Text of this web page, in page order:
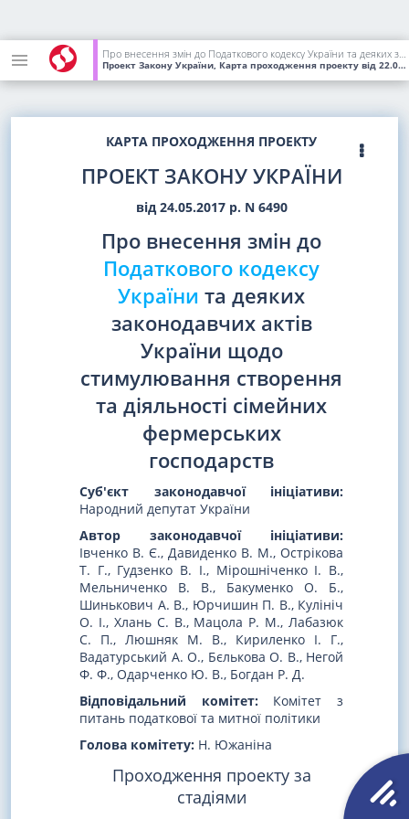
Про внесення змін до Податкового кодексу України та деяких законодавчих актів України щодо стимулювання створення та діяльності сімейних фермерських господарств
Проект Закону України, Карта проходження проекту від 22.05.2018
КАРТА ПРОХОДЖЕННЯ ПРОЕКТУ
ПРОЕКТ ЗАКОНУ УКРАЇНИ
від 24.05.2017 р. N 6490
Про внесення змін до
Податкового кодексу
України та деяких
законодавчих актів
України щодо
стимулювання створення
та діяльності сімейних
фермерських
господарств
Суб'єкт законодавчої ініціативи:
Народний депутат України
Автор законодавчої ініціативи:
Івченко В. Є., Давиденко В. М., Острікова
Т. Г., Гудзенко В. І., Мірошніченко І. В.,
Мельниченко В. В., Бакуменко О. Б.,
Шинькович А. В., Юрчишин П. В., Кулініч
О. І., Хлань С. В., Мацола Р. М., Лабазюк
С. П., Люшняк М. В., Кириленко І. Г.,
Вадатурський А. О., Бєлькова О. В., Негой
Ф. Ф., Одарченко Ю. В., Богдан Р. Д.
Відповідальний комітет:Комітет з
питань податкової та митної політики
Голова комітету: Н. Южаніна
Проходження проекту за
стадіями